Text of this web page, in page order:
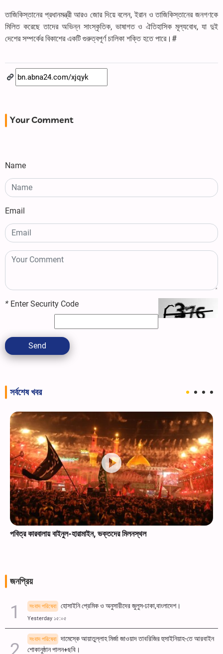
তাজিকিস্তানের প্রধানমন্ত্রী আরও জোর দিয়ে বলেন, ইরান ও তাজিকিস্তানের জনগণকে
মিলিত করেছে তাদের অভিন্ন সাংস্কৃতিক, ভাষাগত ও ঐতিহাসিক মূল্যবোধ, যা দুই
দেশের সম্পর্কের বিকাশের একটি গুরুত্বপূর্ণ চালিকা শক্তি হতে পারে।#
Your Comment
Name
Email
* Enter Security Code
Send
সর্বশেষ খবর
পবিত্র কারবালায় বাইনুল-হারামাইন, ভক্তদের মিলনস্থল
জনপ্রিয়
সংবাদ পরিষেবা হোসাইনি প্রেমিক ও অনুসারীদের জুলুস-ঢাকা,বাংলাদেশ।
Yesterday ১৫:০৫
সংবাদ পরিষেবা
দামেস্কে আয়াতুল্লাহ মির্জা জাওয়াদ তাবরিজির হুসাইনিয়াহ-তে আরবাইন
শোকানুষ্ঠান পালন+ছবি।